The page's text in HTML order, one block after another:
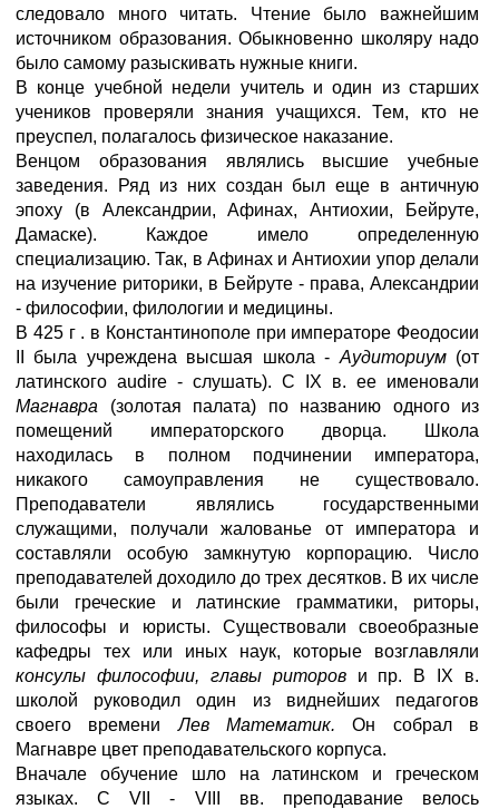
следовало много читать. Чтение было важнейшим
источником образования. Обыкновенно школяру надо
было самому разыскивать нужные книги.
В конце учебной недели учитель и один из старших
учеников проверяли знания учащихся. Тем, кто не
преуспел, полагалось физическое наказание.
Венцом образования являлись высшие учебные
заведения. Ряд из них создан был еще в античную
эпоху (в Александрии, Афинах, Антиохии, Бейруте,
Дамаске). Каждое имело определенную
специализацию. Так, в Афинах и Антиохии упор делали
на изучение риторики, в Бейруте - права, Александрии
- философии, филологии и медицины.
В 425 г . в Константинополе при императоре Феодосии
II была учреждена высшая школа - Аудиториум (от
латинского audire - слушать). С IX в. ее именовали
Магнавра (золотая палата) по названию одного из
помещений императорского дворца. Школа
находилась в полном подчинении императора,
никакого самоуправления не существовало.
Преподаватели являлись государственными
служащими, получали жалованье от императора и
составляли особую замкнутую корпорацию. Число
преподавателей доходило до трех десятков. В их числе
были греческие и латинские грамматики, риторы,
философы и юристы. Существовали своеобразные
кафедры тех или иных наук, которые возглавляли
консулы философии, главы риторов и пр. В IX в.
школой руководил один из виднейших педагогов
своего времениЛев Математик.Он собрал в
Магнавре цвет преподавательского корпуса.
Вначале обучение шло на латинском и греческом
языках. С VII - VIII вв. преподавание велось